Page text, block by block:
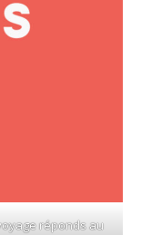
réponds au